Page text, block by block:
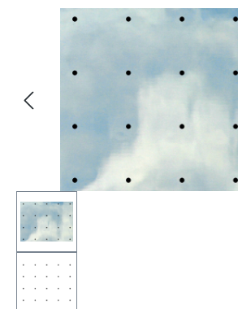
Bildergalerie überspringen